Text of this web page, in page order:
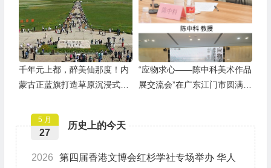
千年元上都，醉美仙那度！内
蒙古正蓝旗打造草原沉浸式度
“应物求心——陈中科美术作品
展交流会”在广东江门市圆满举
历史上的今天
5 月
27
2026 第四届香港文博会红杉学社专场举办 华人